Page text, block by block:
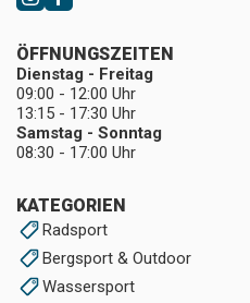
KATEGORIEN
Radsport
Bergsport & Outdoor
Wassersport
ÖFFNUNGSZEITEN
Dienstag - Freitag
09:00 - 12:00 Uhr
13:15 - 17:30 Uhr
Samstag - Sonntag
08:30 - 17:00 Uhr